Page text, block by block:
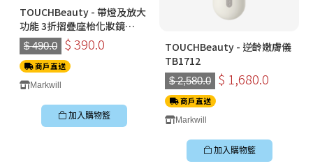
TOUCHBeauty - 帶燈及放大
功能 3折摺疊座枱化妝鏡
(TB1971)
$ 490.0 $ 390.0
商戶直送
Markwill
加入購物籃
TOUCHBeauty - 逆齡嫩膚儀
TB1712
$ 2,580.0 $ 1,680.0
商戶直送
Markwill
加入購物籃